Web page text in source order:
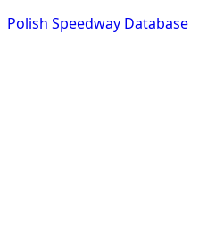
Polish Speedway Database